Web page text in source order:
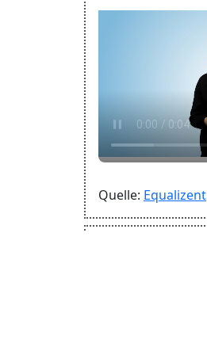
Quelle: Equalizent